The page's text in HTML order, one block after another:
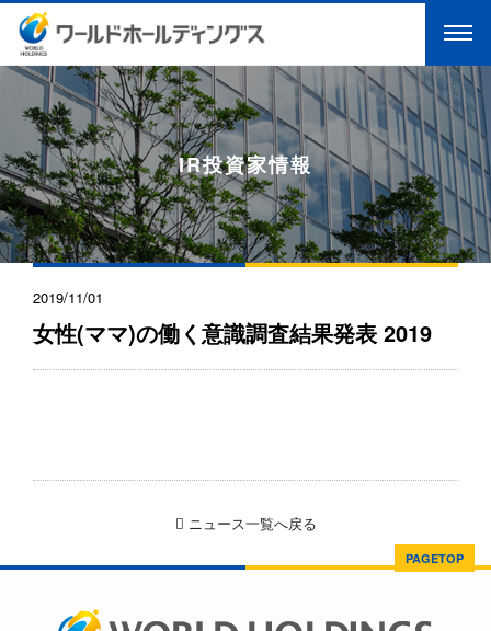
IR投資家情報
2019/11/01
女性(ママ)の働く意識調査結果発表 2019
ニュース一覧へ戻る
PAGETOP